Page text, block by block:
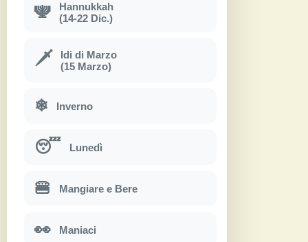
🕎
Hannukkah
(14-22 Dic.)
🗡
Idi di Marzo
(15 Marzo)
❄ Inverno
😴 Lunedì
🍔 Mangiare e Bere
👀 Maniaci